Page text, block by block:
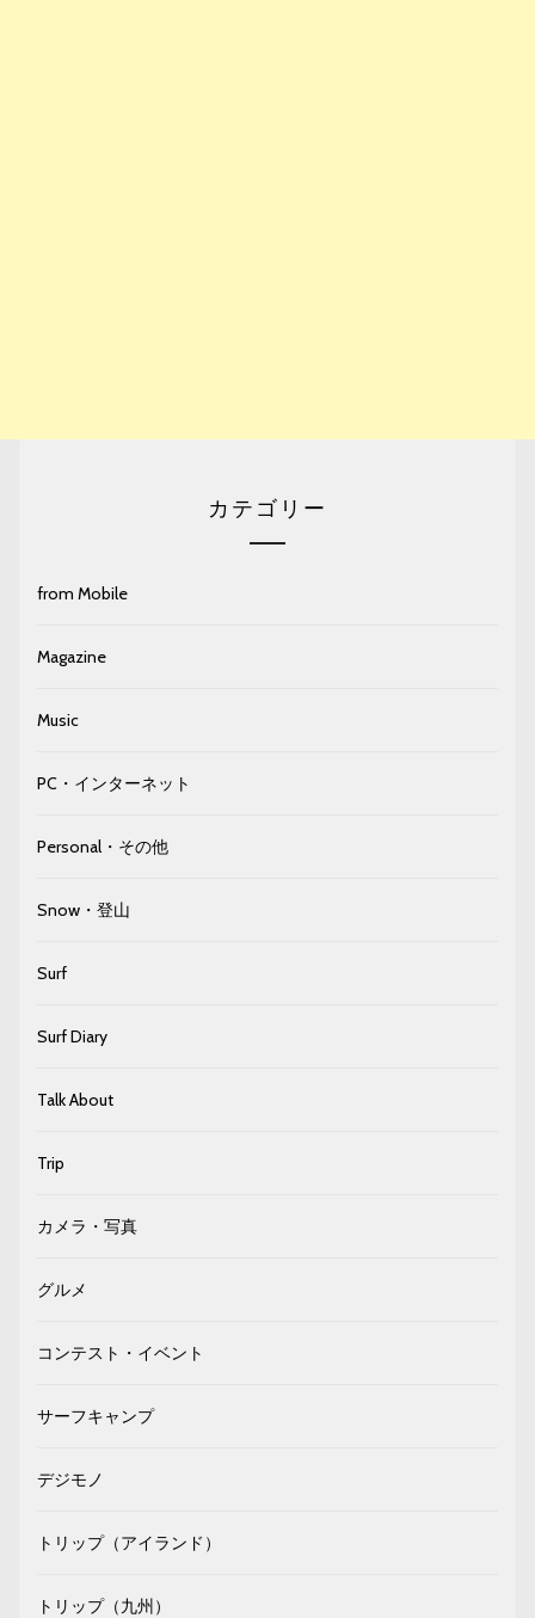
カテゴリー
from Mobile
Magazine
Music
PC・インターネット
Personal・その他
Snow・登山
Surf
Surf Diary
Talk About
Trip
カメラ・写真
グルメ
コンテスト・イベント
サーフキャンプ
デジモノ
トリップ（アイランド）
トリップ（九州）